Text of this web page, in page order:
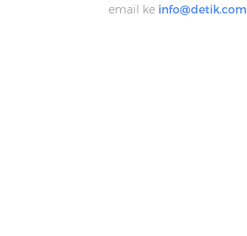
email ke info@detik.com